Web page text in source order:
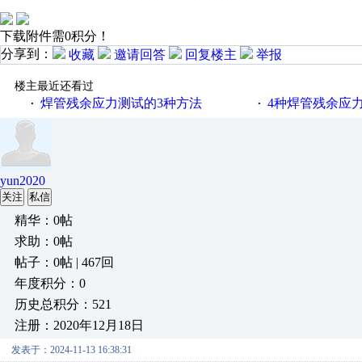
下载附件需0积分！
分享到：
收藏 邀请回答 回复楼主 举报
楼主最近还看过
· 焊管残余应力测试的3种方法 · 4种焊管残余应
yun2020
关注 私信
精华：0帖
求助：0帖
帖子：0帖 | 467回
年度积分：0
历史总积分：521
注册：2020年12月18日
发表于：2024-11-13 16:38:31